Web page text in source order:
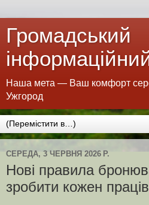
Громадський
Наша мета — Ваш комфорт
Ужгород
СЕРЕДА, 3 ЧЕРВНЯ 2026 Р.
Нові правила
зробити кожен